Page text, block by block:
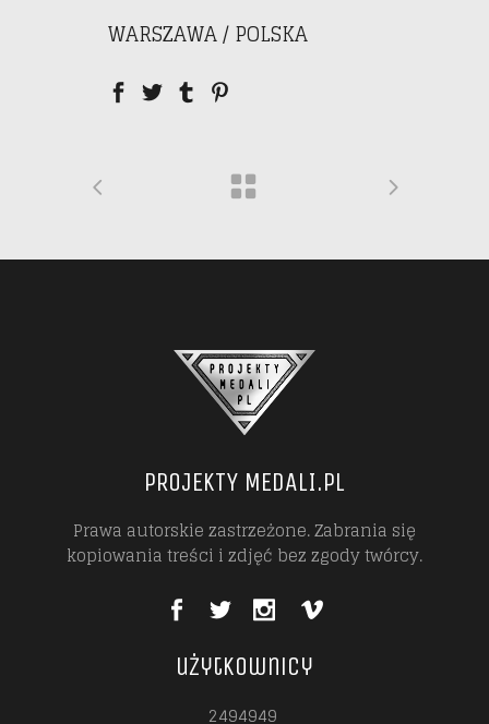
WARSZAWA / POLSKA
PROJEKTY MEDALI.PL
Prawa autorskie zastrzeżone. Zabrania się
kopiowania treści i zdjęć bez zgody twórcy.
użytkownicy
2494949